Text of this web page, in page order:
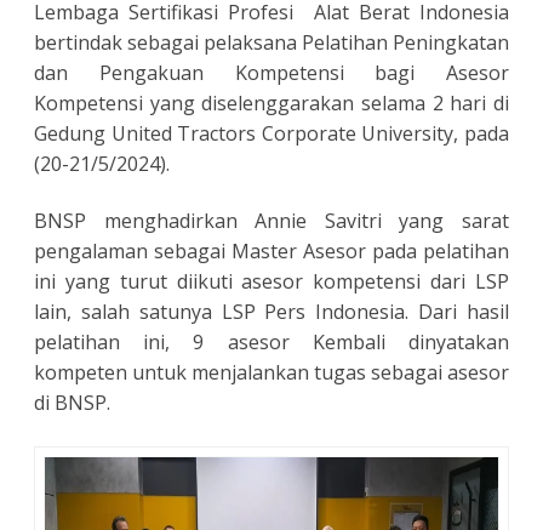
Lembaga Sertifikasi Profesi Alat Berat Indonesia
bertindak sebagai pelaksana Pelatihan Peningkatan
dan Pengakuan Kompetensi bagi Asesor
Kompetensi yang diselenggarakan selama 2 hari di
Gedung United Tractors Corporate University, pada
(20-21/5/2024).
BNSP menghadirkan Annie Savitri yang sarat
pengalaman sebagai Master Asesor pada pelatihan
ini yang turut diikuti asesor kompetensi dari LSP
lain, salah satunya LSP Pers Indonesia. Dari hasil
pelatihan ini, 9 asesor Kembali dinyatakan
kompeten untuk menjalankan tugas sebagai asesor
di BNSP.